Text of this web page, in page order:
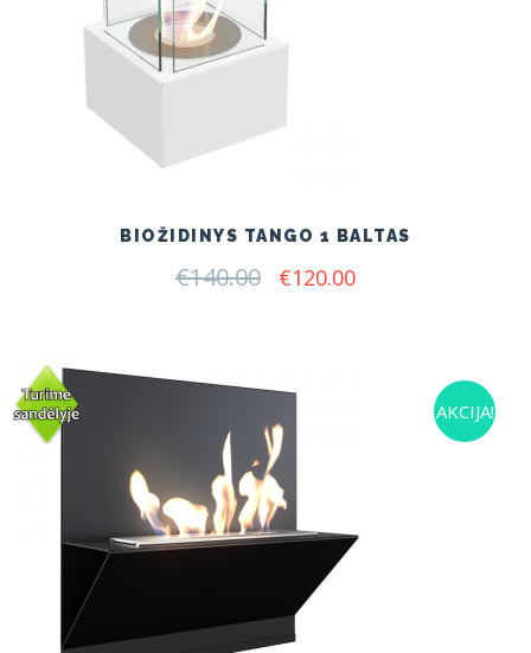
BIOŽIDINYS TANGO 1 BALTAS
€140.00 Original
€120.00Current
AKCIJA!